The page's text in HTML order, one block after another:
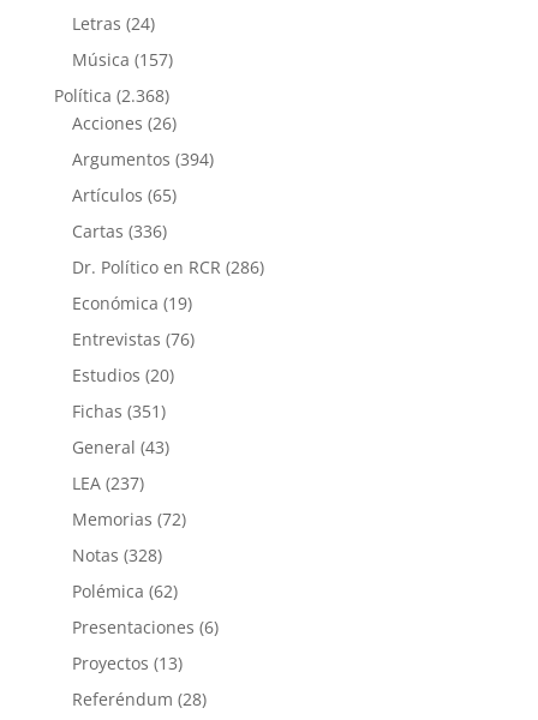
Letras (24)
Música (157)
Política (2.368)
Acciones (26)
Argumentos (394)
Artículos (65)
Cartas (336)
Dr. Político en RCR (286)
Económica (19)
Entrevistas (76)
Estudios (20)
Fichas (351)
General (43)
LEA(237)
Memorias (72)
Notas (328)
Polémica (62)
Presentaciones (6)
Proyectos (13)
Referéndum (28)